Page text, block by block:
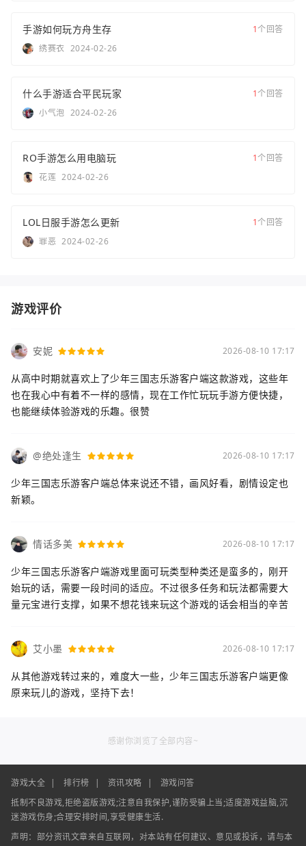
手游如何玩方舟生存 1个回答
绣赛衣 2024-02-26
什么手游适合平民玩家 1个回答
小气泡 2024-02-26
RO手游怎么用电脑玩 1个回答
花莲 2024-02-26
LOL日服手游怎么更新 1个回答
罪恶 2024-02-26
游戏评价
安妮 2026-08-10 17:17
从高中时期就喜欢上了少年三国志乐游客户端这款游戏，这些年
也在我心中有着不一样的感情，现在工作忙玩玩手游方便快捷，
也能继续体验游戏的乐趣。很赞
@绝处逢生 2026-08-10 17:17
少年三国志乐游客户端总体来说还不错，画风好看，剧情设定也
新颖。
情话多美 2026-08-10 17:17
少年三国志乐游客户端游戏里面可玩类型种类还是蛮多的，刚开
始玩的话，需要一段时间的适应。不过很多任务和玩法都需要大
量元宝进行支撑，如果不想花钱来玩这个游戏的话会相当的辛苦
艾小墨 2026-08-10 17:17
从其他游戏转过来的，难度大一些，少年三国志乐游客户端更像
原来玩儿的游戏，坚持下去！
感谢你浏览了全部内容~
游戏大全 | 排行榜 | 资讯攻略 |
游戏问答
抵制不良游戏,拒绝盗版游戏;注意自我保护,谨防受骗上当;适度游戏益脑,沉
迷游戏伤身;合理安排时间,享受健康生活.
声明：部分资讯文章来自互联网，对本站有任何建议、意见或投诉，请与本